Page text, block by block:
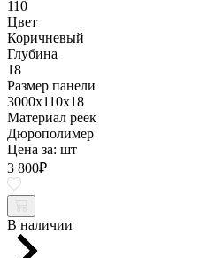
110
Цвет
Коричневый
Глубина
18
Размер панели
3000x110x18
Материал реек
Дюрополимер
Цена за: шт
3 800₽
В наличии